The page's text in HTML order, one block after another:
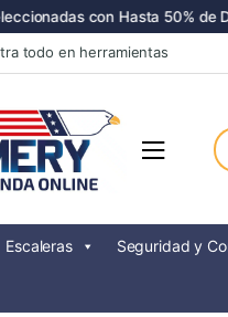
con Hasta 50% de
todo en herramientas
for:
Escaleras Seguridad y